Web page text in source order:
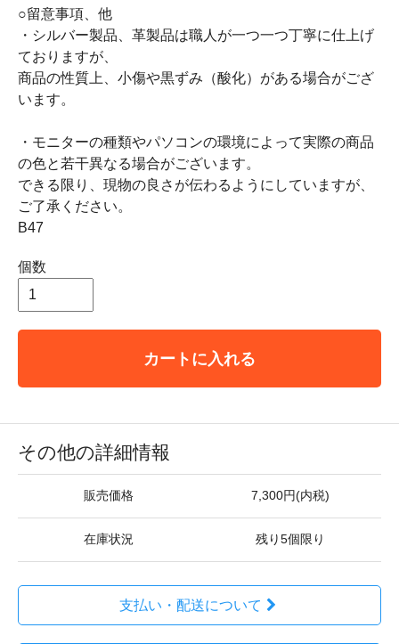
○留意事項、他
・シルバー製品、革製品は職人が一つ一つ丁寧に仕上げ
ておりますが、
商品の性質上、小傷や黒ずみ（酸化）がある場合がござ
います。
・モニターの種類やパソコンの環境によって実際の商品
の色と若干異なる場合がございます。
できる限り、現物の良さが伝わるようにしていますが、
ご了承ください。
B47
個数
カートに入れる
その他の詳細情報
販売価格 7,300円(内税)
在庫状況 残り5個限り
支払い・配送について